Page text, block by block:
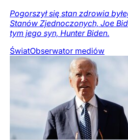
Pogorszył się stan zdrowia
Stanów Zjednoczonych, Joe
tym jego syn, Hunter Biden.
ŚwiatObserwator mediów